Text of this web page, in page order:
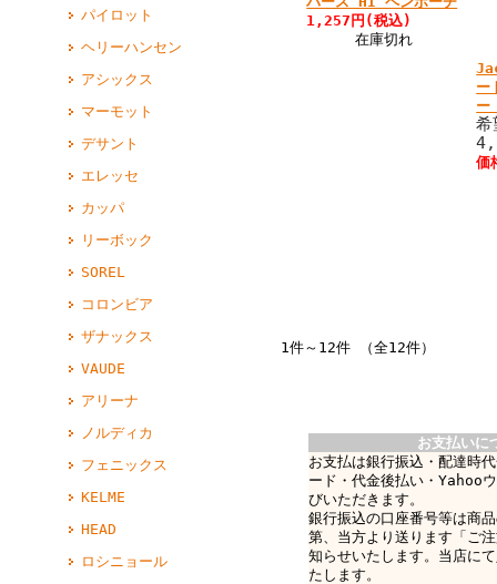
パイロット
ヘリーハンセン
アシックス
マーモット
デサント
エレッセ
カッパ
リーボック
SOREL
コロンビア
ザナックス
VAUDE
アリーナ
ノルディカ
フェニックス
KELME
HEAD
ロシニョール
1,257円(税込)
在庫切れ
ー
価
1件～12件 （全12件）
お支払いに
お支払は銀行振込・配達時
ード・代金後払い・Yahoo
びいただきます。
銀行振込の口座番号等は商
第、当方より送ります「ご
知らせいたします。当店に
たします。